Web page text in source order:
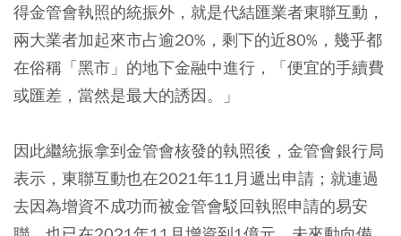
得金管會執照的統振外，就是代結匯業者東聯互動，
兩大業者加起來市占逾20%，剩下的近80%，幾乎都
在俗稱「黑市」的地下金融中進行，「便宜的手續費
或匯差，當然是最大的誘因。」
因此繼統振拿到金管會核發的執照後，金管會銀行局
表示，東聯互動也在2021年11月遞出申請；就連過
去因為增資不成功而被金管會駁回執照申請的易安